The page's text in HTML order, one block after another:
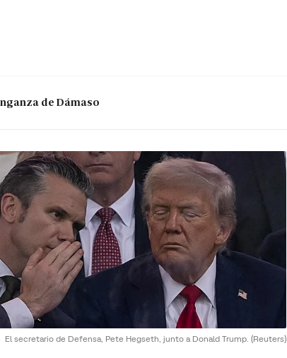
de Dámaso
El secretario de Defensa, Pete Hegseth, junto a Donald Trump. (Reuters)